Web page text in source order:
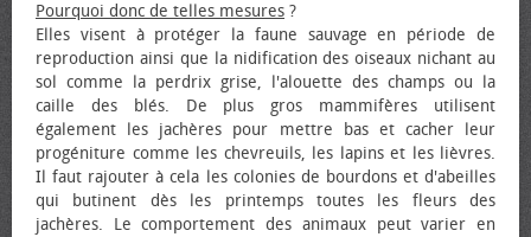
Pourquoi donc de telles mesures ?
Elles visent à protéger la faune sauvage en période de
reproduction ainsi que la nidification des oiseaux nichant au
sol comme la perdrix grise, l'alouette des champs ou la
caille des blés. De plus gros mammifères utilisent
également les jachères pour mettre bas et cacher leur
progéniture comme les chevreuils, les lapins et les lièvres.
Il faut rajouter à cela les colonies de bourdons et d'abeilles
qui butinent dès les printemps toutes les fleurs des
jachères. Le comportement des animaux peut varier en